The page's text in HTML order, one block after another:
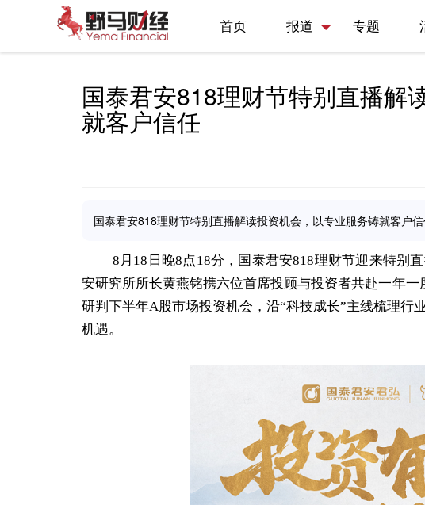
首页 报道 专题
国泰君安818理财节特别直播解
就客户信任
国泰君安818理财节特别直播解读投资机会，以专业服务铸就客户
8月18日晚8点18分，国泰君安818理财节迎来特别直
安研究所所长黄燕铭携六位首席投顾与投资者共赴一年一
研判下半年A股市场投资机会，沿“科技成长”主线梳理行
机遇。